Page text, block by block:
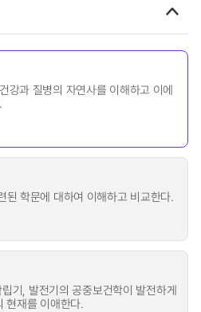
강과 질병의 자연사를 이해하고 이에
된 학문에 대하여 이해하고 비교한다.
기, 발전기의 공중보건학이 발전하게
현재를 이애한다.